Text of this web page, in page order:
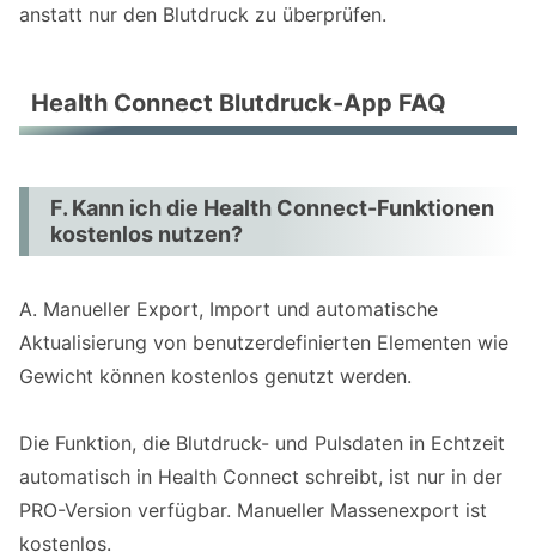
anstatt nur den Blutdruck zu überprüfen.
Health Connect Blutdruck-App FAQ
F. Kann ich die Health Connect-Funktionen
kostenlos nutzen?
A. Manueller Export, Import und automatische
Aktualisierung von benutzerdefinierten Elementen wie
Gewicht können kostenlos genutzt werden.
Die Funktion, die Blutdruck- und Pulsdaten in Echtzeit
automatisch in Health Connect schreibt, ist nur in der
PRO-Version verfügbar. Manueller Massenexport ist
kostenlos.